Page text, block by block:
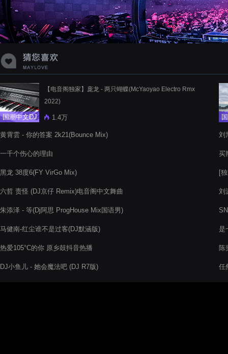
国潮中文DJ
【电音阁独家】庞龙 - 两只蝴蝶(McYaoyao Electro Rmx
2022)
1.4万
黄霄雲 - 你的答案 2k21(Bounce Mix)
一千个伤心的理由
黑龙 38度6(FY VirGo Mix)
六哲 责怪 (DJ京仔 Remix)电音阁中文舞曲
朱添泽 - 等(Dj阿思 ProgHouse Mix国语男)
马健南-红尘谁不是过客(DJ默涵版)
热爱105°C的你 原乡鼓抖音热播
DJ小鱼儿 - 她会魔法吧 (DJ R7版)
刘
买
[
刘
是
陈
任